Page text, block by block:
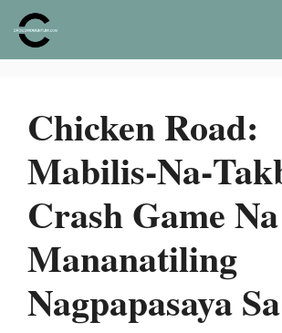
Skip
content
Chicken Road:
Crash Game Na
Mananatiling
Nagpapasaya